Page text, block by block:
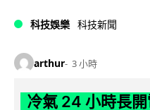
科技娛樂 科技新聞
arthur 3 小時
冷氣 24 小時長